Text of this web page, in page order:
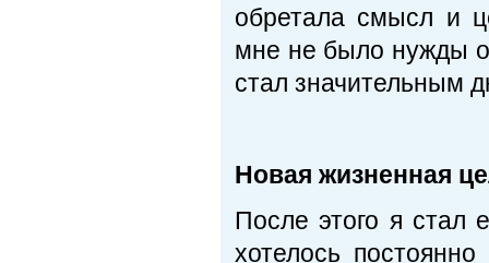
обретала смысл и
мне не было нужды
стал значительным
Новая жизненная
После этого я
хотелось